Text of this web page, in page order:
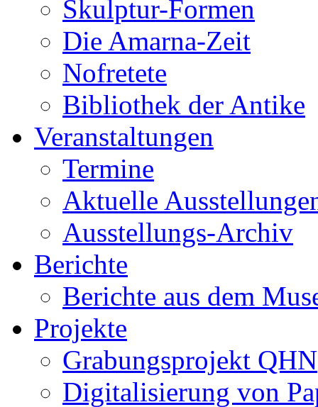
Skulptur-Formen
Die Amarna-Zeit
Nofretete
Bibliothek der Antike
Veranstaltungen
Termine
Aktuelle
Ausstellungs-Archiv
Berichte
Berichte aus dem
Projekte
Grabungsprojekt QHN
Digitalisierung von